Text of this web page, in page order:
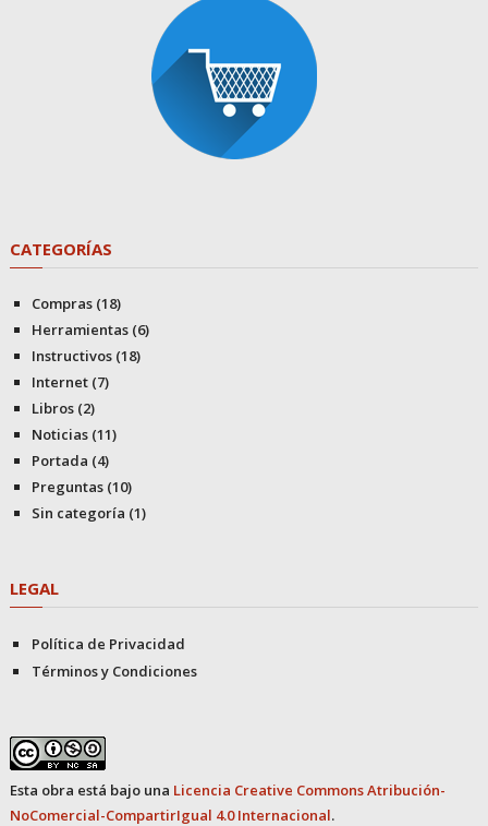
CATEGORÍAS
Compras(18)
Herramientas(6)
Instructivos(18)
Internet(7)
Libros(2)
Noticias(11)
Portada (4)
Preguntas(10)
Sin categoría (1)
LEGAL
Política de Privacidad
Términos y Condiciones
Esta obra está bajo una Licencia Creative Commons Atribución-
NoComercial-CompartirIgual 4.0 Internacional.